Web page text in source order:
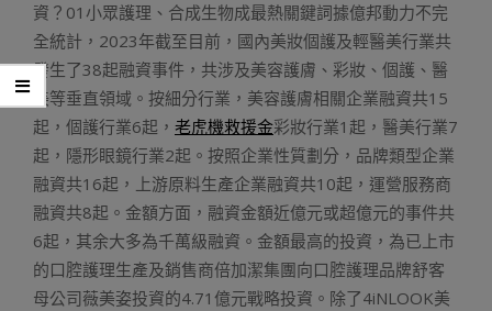
資？01小眾護理、合成生物成最熱關鍵詞據億邦動力不完
全統計，2023年截至目前，國內美妝個護及輕醫美行業共
發生了38起融資事件，共涉及美容護膚、彩妝、個護、醫
美等垂直領域。按細分行業，美容護膚相關企業融資共15
起，個護行業6起， 老虎機救援金彩妝行業1起，醫美行業7
起，隱形眼鏡行業2起。按照企業性質劃分，品牌類型企業
融資共16起，上游原料生產企業融資共10起，運營服務商
融資共8起。金額方面，融資金額近億元或超億元的事件共
6起，其余大多為千萬級融資。金額最高的投資，為已上市
的口腔護理生產及銷售商倍加潔集團向口腔護理品牌舒客
母公司薇美姿投資的4.71億元戰略投資。除了4iNLOOK美